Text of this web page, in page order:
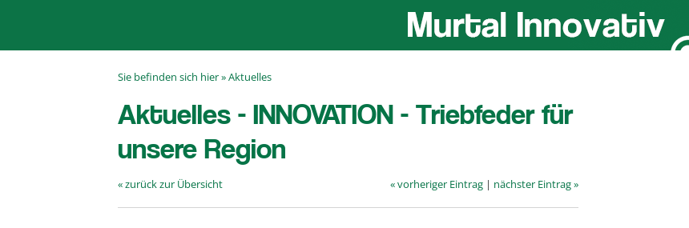
Sie befinden sich hier »Aktuelles
Aktuelles - INNOVATION - Triebfeder für
unsere Region
« zurück zur Übersicht « vorheriger Eintrag | nächster Eintrag »